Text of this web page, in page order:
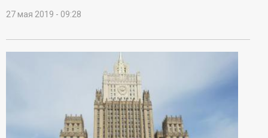
и
о
ы
27 мая 2019 - 09:28